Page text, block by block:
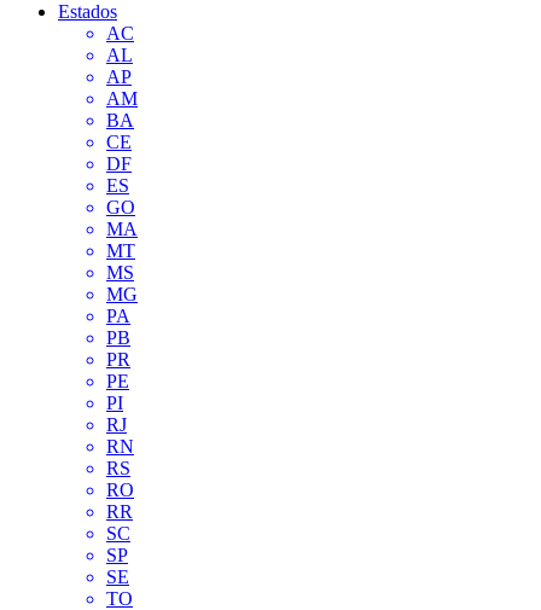
Estados
AC
AL
AP
AM
BA
CE
DF
ES
GO
MA
MT
MS
MG
PA
PB
PR
PE
PI
RJ
RN
RS
RO
RR
SC
SP
SE
TO